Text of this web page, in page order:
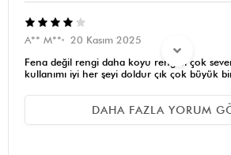
A** M**
20 Kasım 2025
Fena değil rengi daha koyu rengini çok
kullanımı iyi her şeyi doldur çık çok büyük
işte
DAHA FAZLA YORUM